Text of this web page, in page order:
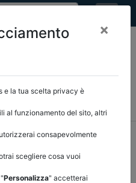
NORMATIVA
normativa/torna indietro
PUBBLICI
×
e la tua scelta privacy è
al funzionamento del sito, altri
consapevolmente
scegliere cosa vuoi
Personalizza" accetterai